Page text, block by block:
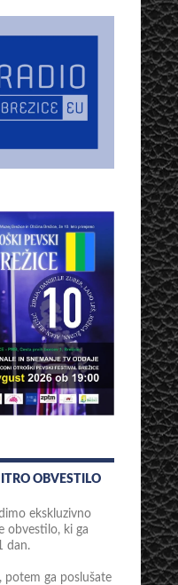
OBVESTILO
ekskluzivno
obvestilo, ki ga
dan.
potem ga poslušate